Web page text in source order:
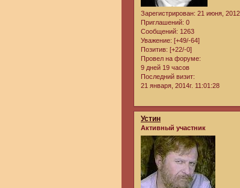
Зарегистрирован: 21 июня,
Приглашений: 0
Сообщений: 1263
Уважение: [+49/-64]
Позитив: [+22/-0]
Провел на форуме:
9 дней 19 часов
Последний визит:
21 января, 2014г. 11:01:28
Устин
Активный участник